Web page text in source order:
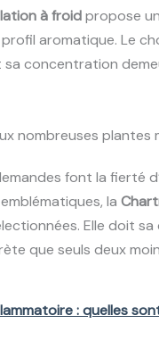
à froidpropose
aromatique. Le
concentration
nombreuses plantes
font la fierté
la
Elle doit
que seuls deux
: quelles